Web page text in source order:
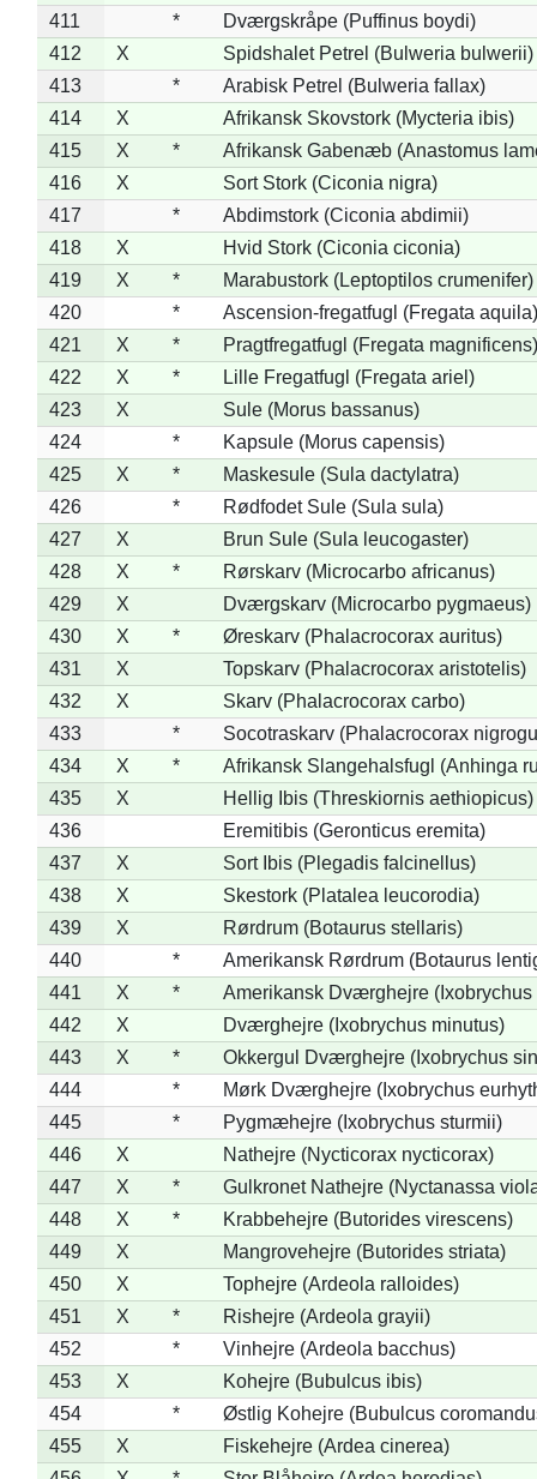
411
*
Dværgskråpe (Puffinus boydi)
412
X
Spidshalet Petrel (Bulweria bulwerii)
413
*
Arabisk Petrel (Bulweria fallax)
414
X
Afrikansk Skovstork (Mycteria ibis)
415
X *
Afrikansk Gabenæb (Anastomus
416
X
Sort Stork (Ciconia nigra)
417
*
Abdimstork (Ciconia abdimii)
418
X
Hvid Stork (Ciconia ciconia)
419
X *
Marabustork (Leptoptilos crumenifer)
420
*
Ascension-fregatfugl (Fregata aquila)
421
X *
Pragtfregatfugl (Fregata magnificens)
422
X *
Lille Fregatfugl (Fregata ariel)
423
X
Sule (Morus bassanus)
424
*
Kapsule (Morus capensis)
425
X *
Maskesule (Sula dactylatra)
426
*
Rødfodet Sule (Sula sula)
427
X
Brun Sule (Sula leucogaster)
428
X *
Rørskarv (Microcarbo africanus)
429
X
Dværgskarv (Microcarbo pygmaeus)
430
X *
Øreskarv (Phalacrocorax auritus)
431
X
Topskarv (Phalacrocorax aristotelis)
432
X
Skarv (Phalacrocorax carbo)
433
*
Socotraskarv (Phalacrocorax
434
X *
Afrikansk Slangehalsfugl (Anhinga
435
X
Hellig Ibis (Threskiornis aethiopicus)
436
Eremitibis (Geronticus eremita)
437
X
Sort Ibis (Plegadis falcinellus)
438
X
Skestork (Platalea leucorodia)
439
X
Rørdrum (Botaurus stellaris)
440
*
Amerikansk Rørdrum (Botaurus
441
X *
Amerikansk Dværghejre (Ixobrychus
442
X
Dværghejre (Ixobrychus minutus)
443
X *
Okkergul Dværghejre (Ixobrychus
444
*
Mørk Dværghejre (Ixobrychus
445
*
Pygmæhejre (Ixobrychus sturmii)
446
X
Nathejre (Nycticorax nycticorax)
447
X *
Gulkronet Nathejre (Nyctanassa
448
X *
Krabbehejre (Butorides virescens)
449
X
Mangrovehejre (Butorides striata)
450
X
Tophejre (Ardeola ralloides)
451
X *
Rishejre (Ardeola grayii)
452
*
Vinhejre (Ardeola bacchus)
453
X
Kohejre (Bubulcus ibis)
454
*
Østlig Kohejre (Bubulcus
455
X
Fiskehejre (Ardea cinerea)